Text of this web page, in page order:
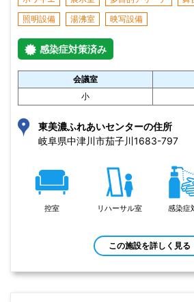
照明設備
湯沸室 映写設備
感染症対策済み
会議室
小
東美濃ふれあいセンターの住所
岐阜県中津川市茄子川1683-797
控室 リハーサル室 感染症
この施設を詳しく見る